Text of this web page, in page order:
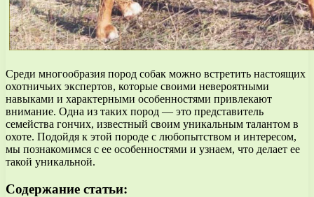
Среди многообразия пород собак можно встретить настоящих
охотничьих экспертов, которые своими невероятными
навыками и характерными особенностями привлекают
внимание. Одна из таких пород — это представитель
семейства гончих, известный своим уникальным талантом в
охоте. Подойдя к этой породе с любопытством и интересом,
мы познакомимся с ее особенностями и узнаем, что делает ее
такой уникальной.
Содержание статьи: